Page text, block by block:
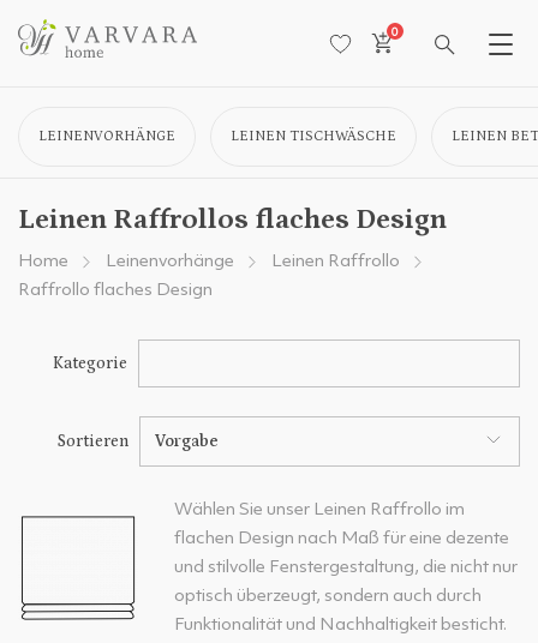
0
LEINENVORHÄNGE LEINEN TISCHWÄSCHE LEINEN
Leinen Raffrollos flaches Design
Home Leinenvorhänge
Leinen Raffrollo
Raffrollo flaches Design
Kategorie
Sortieren Vorgabe
Wählen Sie unser Leinen Raffrollo im
flachen Design nach Maß für eine dezente
und stilvolle Fenstergestaltung, die nicht nur
optisch überzeugt, sondern auch durch
Funktionalität und Nachhaltigkeit besticht.